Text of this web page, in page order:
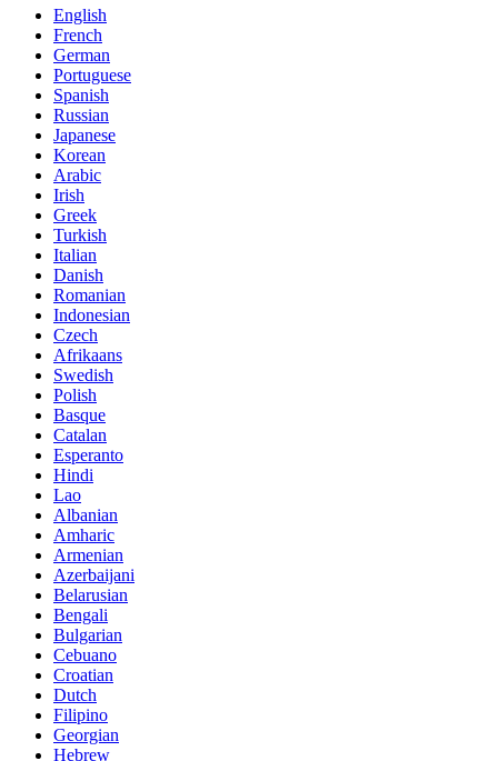
English
French
German
Portuguese
Spanish
Russian
Japanese
Korean
Arabic
Irish
Greek
Turkish
Italian
Danish
Romanian
Indonesian
Czech
Afrikaans
Swedish
Polish
Basque
Catalan
Esperanto
Hindi
Lao
Albanian
Amharic
Armenian
Azerbaijani
Belarusian
Bengali
Bulgarian
Cebuano
Croatian
Dutch
Filipino
Georgian
Hebrew